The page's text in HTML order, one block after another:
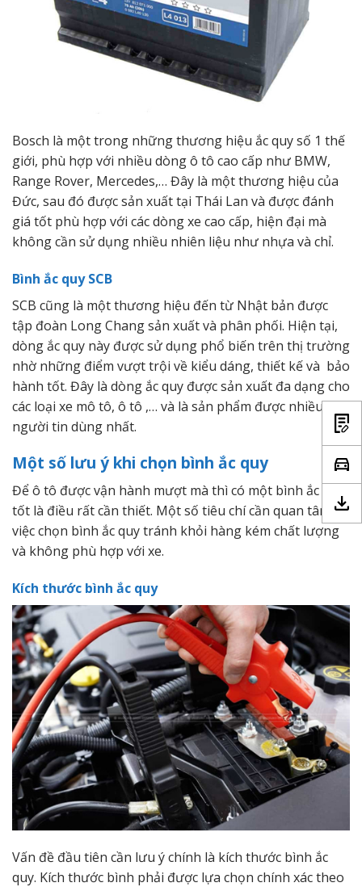
Bosch là một trong những thương hiệu ắc quy số 1 thế
giới, phù hợp với nhiều dòng ô tô cao cấp như BMW,
Range Rover, Mercedes,… Đây là một thương hiệu của
Đức, sau đó được sản xuất tại Thái Lan và được đánh
giá tốt phù hợp với các dòng xe cao cấp, hiện đại mà
không cần sử dụng nhiều nhiên liệu như nhựa và chỉ.
Bình ắc quy SCB
SCB cũng là một thương hiệu đến từ Nhật bản được
tập đoàn Long Chang sản xuất và phân phối. Hiện tại,
dòng ắc quy này được sử dụng phổ biến trên thị trường
nhờ những điểm vượt trội về kiểu dáng, thiết kế và bảo
hành tốt. Đây là dòng ắc quy được sản xuất đa dạng cho
các loại xe mô tô, ô tô ,… và là sản phẩm được nhiều
người tin dùng nhất.
Một số lưu ý khi chọn bình ắc quy
Để ô tô được vận hành mượt mà thì có một bình ắc quy
tốt là điều rất cần thiết. Một số tiêu chí cần quan tâm để
việc chọn bình ắc quy tránh khỏi hàng kém chất lượng
và không phù hợp với xe.
Kích thước bình ắc quy
Vấn đề đầu tiên cần lưu ý chính là kích thước bình ắc
quy. Kích thước bình phải được lựa chọn chính xác theo